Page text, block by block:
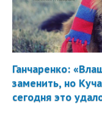
Ганчаренко:
заменить, но
сегодня это